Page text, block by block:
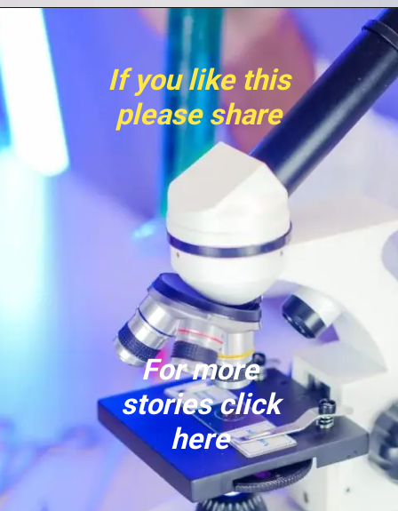
If you like this
please share
For more
stories click
here